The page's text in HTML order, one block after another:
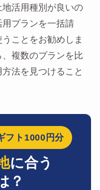
活用種別が良いの
プランを一括請
ことをお勧めしま
複数のプランを比
法を見つけること
フト1000円分
に合う
？